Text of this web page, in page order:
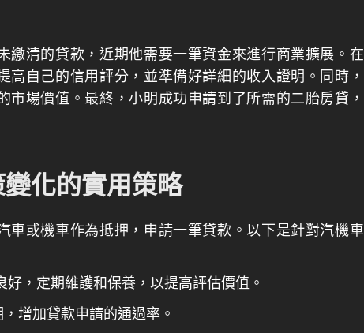
繳清的貸款，近期他需要一筆資金來進行商業擴展。在
高自己的信用評分，並準備好詳細的收入證明。同時，
場價值。最終，小明成功申請到了所需的二胎房貸，
化的實用策略
車或機車作為抵押，申請一筆貸款。以下是針對汽機車
，定期維護和保養，以提高評估價值。
增加貸款申請的通過率。